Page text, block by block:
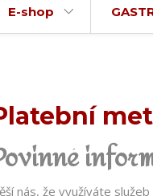
E-shop
nás, že využíváte